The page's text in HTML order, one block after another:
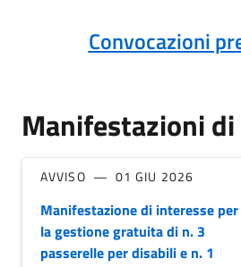
Convocazioni
Manifestazioni
AVVISO 01 GIU 2026
Manifestazione di interesse per
la gestione gratuita di n. 3
passerelle per disabili e n. 1